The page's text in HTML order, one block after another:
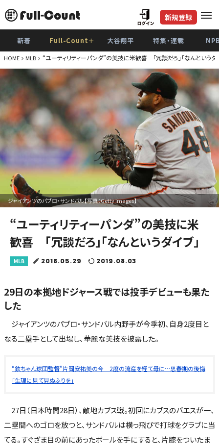
新規登録
新着 Full-Count＋ 大谷翔平 特集・連載
HOME MLB “ユーティリティーパンダ”の美技に米歓喜 「冗談だろ」「なんというダ
ジャイアンツのパブロ・サンドバル【写真：Getty Images】
“ユーティリティーパンダ”の美技に米
歓喜 「冗談だろ」「なんというダイブ」
MLB 2018.05.29 2019.08.03
29日の本拠地ドジャース戦では投手デビューも果た
した
ジャイアンツのパブロ・サンドバル内野手が今季初、自身2度目と
なる二塁手として出場し、華麗な美技を披露した。
“欽ちゃん球団監督”片岡安祐美の今 2度の流産を経て母に…思春期の後悔
「生理に見て見ぬふりを」
27日（日本時間28日）、敵地カブス戦。初回にカブスのバエスが一、
二塁間へのゴロを放つと、サンドバルは横っ飛びで打球をグラブに当
てる。すぐざま目の前にあったボールを手にすると、片膝をついたま